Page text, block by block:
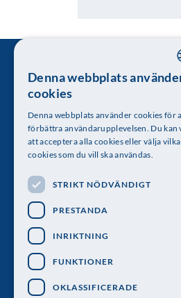
Kungl. Vetenskapsakademien
Besöksadress: Lilla Frescativägen
Telefon: 08-673 95 00
Denna webbplats
cookies
Denna webbplats använder cookies för
förbättra användarupplevelsen. Du kan
att acceptera alla cookies eller välja vilka
cookies som du vill ska användas.
STRIKT NÖDVÄNDIGT
PRESTANDA
INRIKTNING
FUNKTIONER
OKLASSIFICERADE